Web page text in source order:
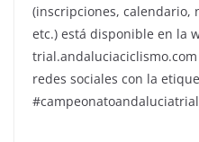
(inscripciones, calendario,
etc.) está disponible en la
redes sociales con la